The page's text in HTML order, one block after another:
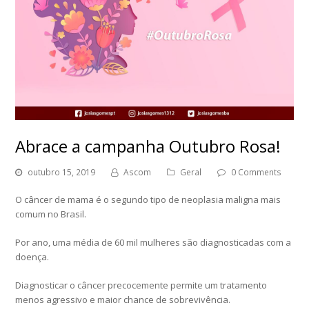
Abrace a campanha Outubro Rosa!
outubro 15, 2019 Ascom Geral 0 Comments
O câncer de mama é o segundo tipo de neoplasia maligna mais
comum no Brasil.
Por ano, uma média de 60 mil mulheres são diagnosticadas com a
doença.
Diagnosticar o câncer precocemente permite um tratamento
menos agressivo e maior chance de sobrevivência.